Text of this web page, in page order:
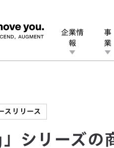
企業情
報
ヒストリー
事
業
ン その他事業
プンイノベーション
社会 ガバナンス
株式・債券情報
Wing」シリーズの商品魅力を向
スリリース
シリーズの